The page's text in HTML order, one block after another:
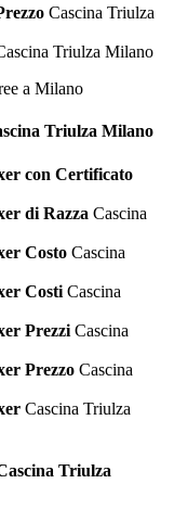
Cascina Triulza
Triulza Milano
Triulza Milano
con Certificato
di Razza Cascina
Costo Cascina
Costi Cascina
Prezzi Cascina
Prezzo Cascina
Cascina Triulza
Triulza